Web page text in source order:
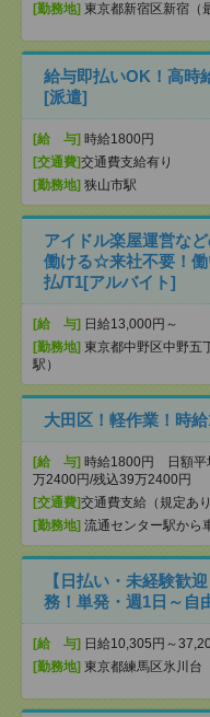
[勤務地] 東京都新宿区新宿（
給与即払いOK！高時
[派遣]
[給 与] 時給1800円
[交通費]交通費支給有り
[勤務地] 狭山市駅
アイドル楽屋運営な
働ける☆来社不要！働
払/T1[アルバイト]
[給 与] 日給13,000円～
[勤務地] 東京都中野区中野五
駅）
大田区！軽作業！時
[給 与] 時給1800円 日額平
万2400円/残込39万2400円
[交通費]交通費支給（規定あり
[勤務地] 流通センター駅から
【日払い・未経験歓
務！単発・週1日～自
[給 与] 日給10,305円～
[勤務地] 東京都練馬区氷川台